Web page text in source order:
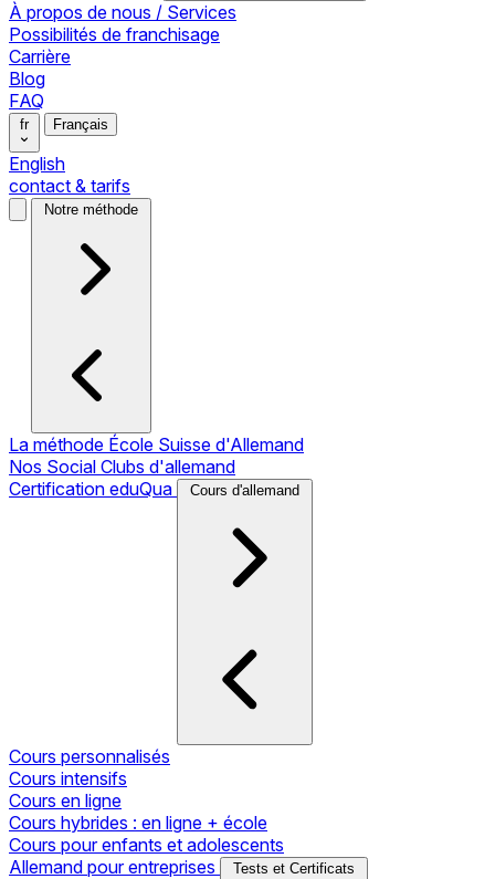
À propos de nous / Services
Possibilités de franchisage
Carrière
Blog
FAQ
fr Français
English
contact & tarifs
Notre méthode
La méthode École Suisse d'Allemand
Nos Social Clubs d'allemand
Certification eduQua
Cours d'allemand
Cours personnalisés
Cours intensifs
Cours en ligne
Cours hybrides : en ligne + école
Cours pour enfants et adolescents
Allemand pour entreprises
Tests et Certificats